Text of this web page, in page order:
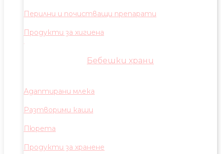
Перилни и почистващи препарати
Продукти за хигиена
Бебешки храни
Адаптирани млека
Разтворими каши
Пюрета
Продукти за хранене